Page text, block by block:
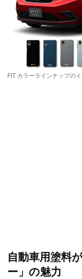
FIT カラーラインナップの
自動車用塗料
ー」の魅力